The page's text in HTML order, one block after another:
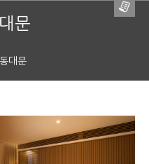
문
대문